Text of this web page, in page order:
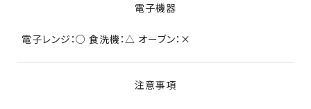
電子機器
電子レンジ：○ 食洗機：△ オーブン：×
注意事項